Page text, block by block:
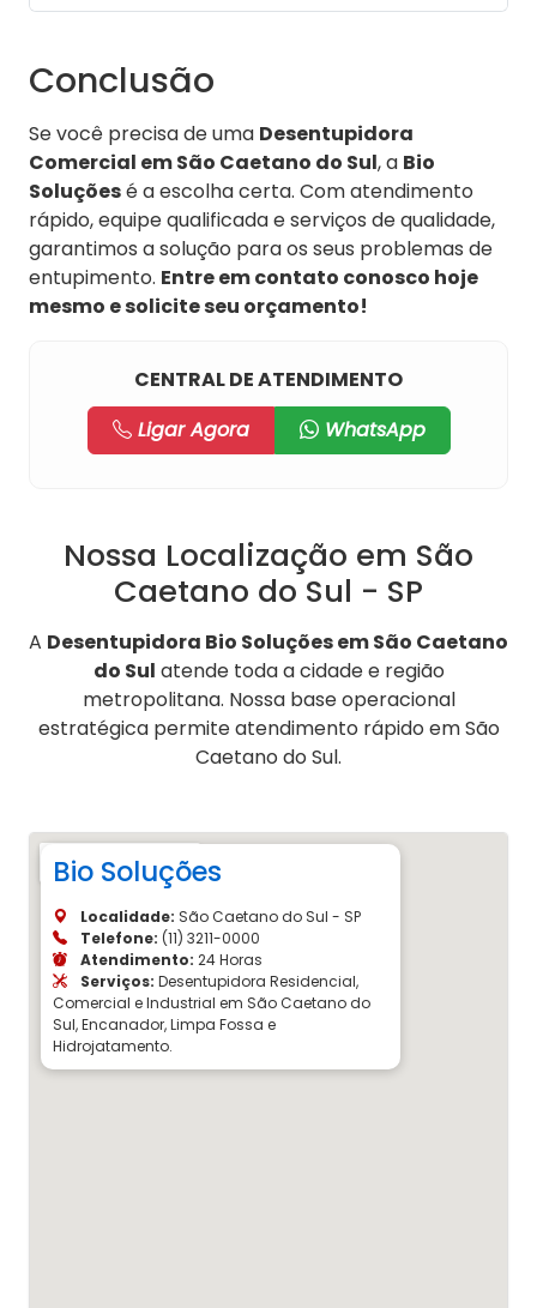
Conclusão
Se você precisa de uma Desentupidora
Comercial em São Caetano do Sul, a Bio
Soluçõesé a escolha certa. Com atendimento
rápido, equipe qualificada e serviços de qualidade,
garantimos a solução para os seus problemas de
entupimento. Entre em contato conosco hoje
mesmo e solicite seu orçamento!
CENTRAL DE ATENDIMENTO
Ligar Agora
WhatsApp
Nossa Localização em São
Caetano do Sul - SP
A Desentupidora Bio Soluções em São Caetano
do Sul atende toda a cidade e região
metropolitana. Nossa base operacional
estratégica permite atendimento rápido em São
Caetano do Sul.
Bio Soluções
Localidade: São Caetano do Sul - SP
Telefone: (11) 3211-0000
Atendimento: 24 Horas
Serviços: Desentupidora Residencial,
Comercial e Industrial em São Caetano do
Sul, Encanador, Limpa Fossa e
Hidrojatamento.